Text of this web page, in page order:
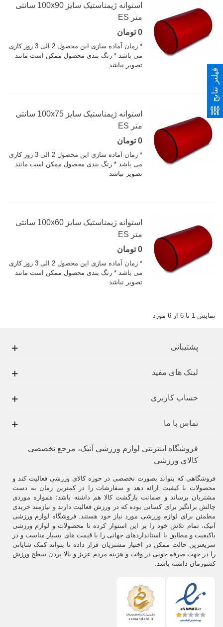
استوانه ژیمناستیک سایز 100x90 سانتی
متر ES
0 تومان
* زمان آماده سازی این محصول 2 الی 3 روز کاری
می باشد * رنگ بندی محصول ممکن است مانند
تصویر نباشد
استوانه ژیمناستیک سایز 100x75 سانتی
متر ES
0 تومان
* زمان آماده سازی این محصول 2 الی 3 روز کاری
می باشد * رنگ بندی محصول ممکن است مانند
تصویر نباشد
استوانه ژیمناستیک سایز 100x60 سانتی
متر ES
0 تومان
* زمان آماده سازی این محصول 2 الی 3 روز کاری
می باشد * رنگ بندی محصول ممکن است مانند
تصویر نباشد
نمایش 1 تا 6 از 6 مورد
پشتیبانی
لینک های مفید
حساب کاربری
تماس با ما
فروشگاه اینترنتی لوازم ورزشی آنیک، مرجع تخصصی
کالای ورزشی
فروشگاهی که بتواند بصورت تخصصی در حوزه کالای ورزشی فعالیت کند و
محصولات با کیفیت ارائه دهد و سفارشات را در کمترین زمان به دست
مشتریان برساند و ضمانت بازگشت کالا هم داشته باشد؛ همواره موردی
چالش برانگیز برای کسانی بوده که در ورزش فعالیت دارند و نیازمند خریدی
مطمئن برای لوازم ورزشی مورد نیاز خود هستند. فروشگاه لوازم ورزشی
آنیک، تمام تلاش خود را بر این استوار کرده تا محصولات و لوازم ورزشی
باکیفیت و مطابق با استانداردهای جهانی را با قیمت های بسیار مناسب و در
سریعترین حالت ممکن در اختیار مشتریان قرار داده تا بتواند کمک شایانی
را در جهت صرفه جویی در وقت و هزینه مردم عزیز و بالا بردن سطح ورزش
کشورمان داشته باشد.
فیلتر نتایج